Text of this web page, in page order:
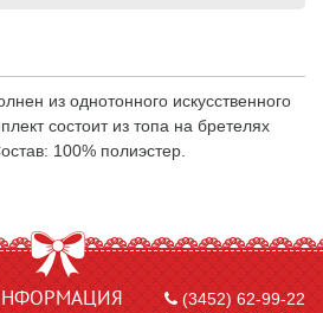
из однотонного искусственного
состоит из топа на бретелях
100% полиэстер.
(3452) 62-99-22